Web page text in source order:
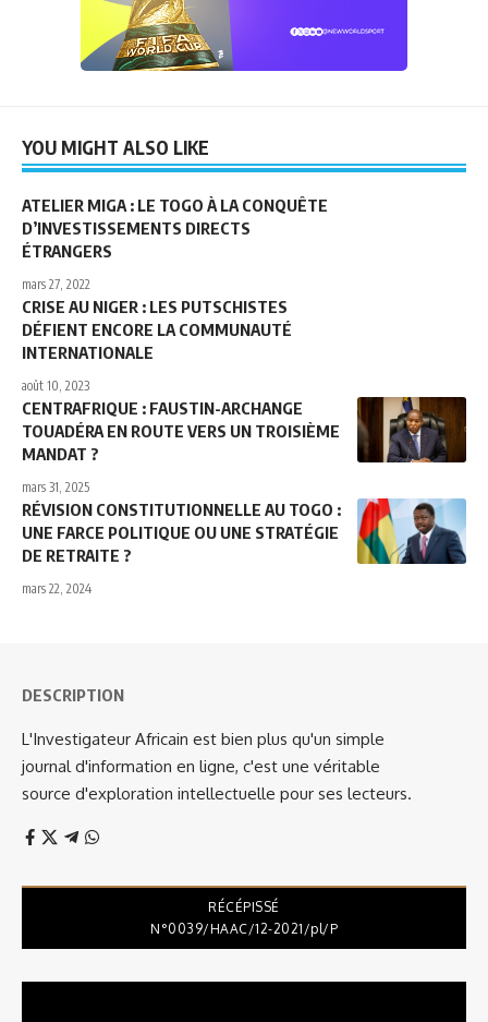
YOU MIGHT ALSO LIKE
ATELIER MIGA : LE TOGO À LA CONQUÊTE
D’INVESTISSEMENTS DIRECTS
ÉTRANGERS
mars 27, 2022
CRISE AU NIGER : LES PUTSCHISTES
DÉFIENT ENCORE LA COMMUNAUTÉ
INTERNATIONALE
août 10, 2023
CENTRAFRIQUE : FAUSTIN-ARCHANGE
TOUADÉRA EN ROUTE VERS UN TROISIÈME
MANDAT ?
mars 31, 2025
RÉVISION CONSTITUTIONNELLE AU TOGO :
UNE FARCE POLITIQUE OU UNE STRATÉGIE
DE RETRAITE ?
mars 22, 2024
DESCRIPTION
L'Investigateur Africain est bien plus qu'un simple
journal d'information en ligne, c'est une véritable
source d'exploration intellectuelle pour ses lecteurs.
RÉCÉPISSÉ
N°0039/HAAC/12-2021/pl/P